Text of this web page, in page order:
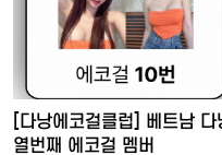
[다낭에코걸클럽] 베트남 다
열번째 에코걸 멤버